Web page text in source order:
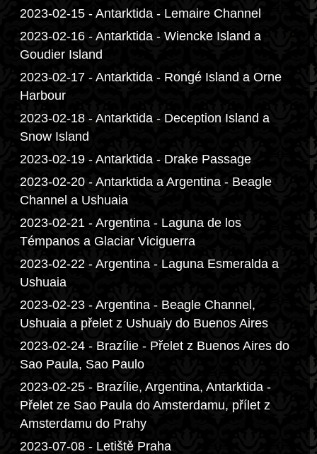
2023-02-15 - Antarktida - Lemaire Channel
2023-02-16 - Antarktida - Wiencke Island a
Goudier Island
2023-02-17 - Antarktida - Rongé Island a Orne
Harbour
2023-02-18 - Antarktida - Deception Island a
Snow Island
2023-02-19 - Antarktida - Drake Passage
2023-02-20 - Antarktida a Argentina - Beagle
Channel a Ushuaia
2023-02-21 - Argentina - Laguna de los
Témpanos a Glaciar Viciguerra
2023-02-22 - Argentina - Laguna Esmeralda a
Ushuaia
2023-02-23 - Argentina - Beagle Channel,
Ushuaia a přelet z Ushuaiy do Buenos Aires
2023-02-24 - Brazílie - Přelet z Buenos Aires do
Sao Paula, Sao Paulo
2023-02-25 - Brazílie, Argentina, Antarktida -
Přelet ze Sao Paula do Amsterdamu, přílet z
Amsterdamu do Prahy
2023-07-08 - Letiště Praha